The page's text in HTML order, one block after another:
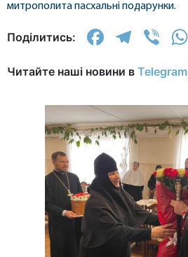
митрополита пасхальні подарунки.
Поділитись:
Читайте наші новини в Telegram